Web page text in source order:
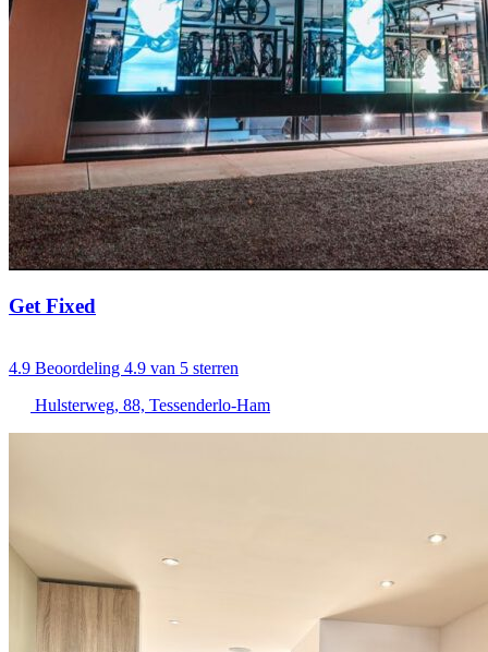
Get Fixed
4.9 Beoordeling 4.9 van 5 sterren
Hulsterweg, 88, Tessenderlo-Ham